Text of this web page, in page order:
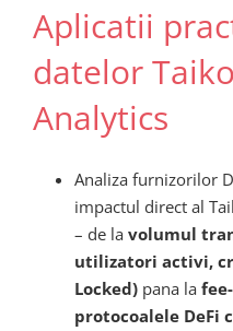
Aplicatii
datelor
Analytics
Analiza furnizorilor
impactul direct al
– de la volumul
utilizatori activi,
Locked)pana la
protocoalele DeFi